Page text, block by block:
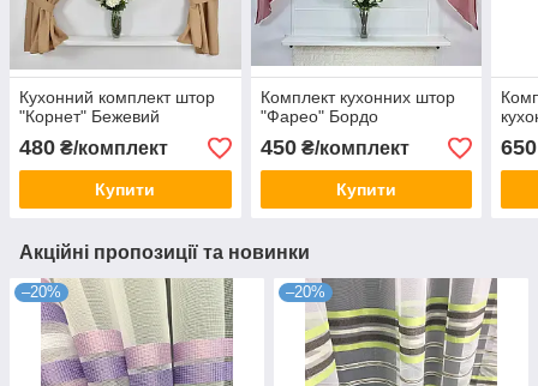
Кухонний комплект штор
"Корнет" Бежевий
480 ₴/комплект
Купити
Комплект кухонних штор
"Фарео" Бордо
450₴/комплект
Купити
650
Акційні пропозиції та новинки
–20% –20%